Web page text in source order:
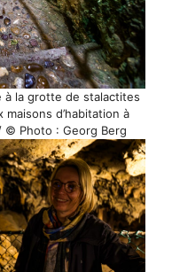
à la grotte de stalactites
d’habitation à
© Photo : Georg Berg